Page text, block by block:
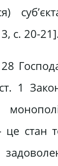
c. 20-
28
1
це стан